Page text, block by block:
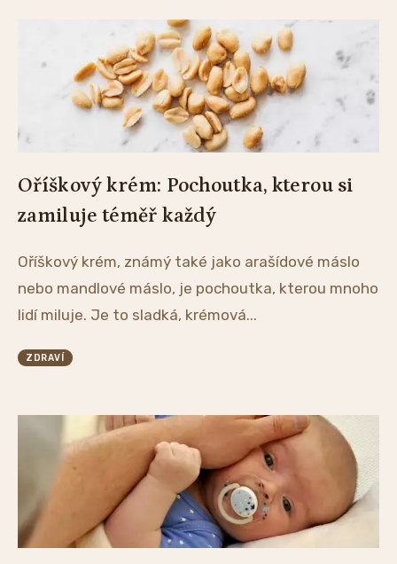
Oříškový krém: Pochoutka, kterou si
zamiluje téměř každý
Oříškový krém, známý také jako arašídové máslo
nebo mandlové máslo, je pochoutka, kterou mnoho
lidí miluje. Je to sladká, krémová...
ZDRAVÍ